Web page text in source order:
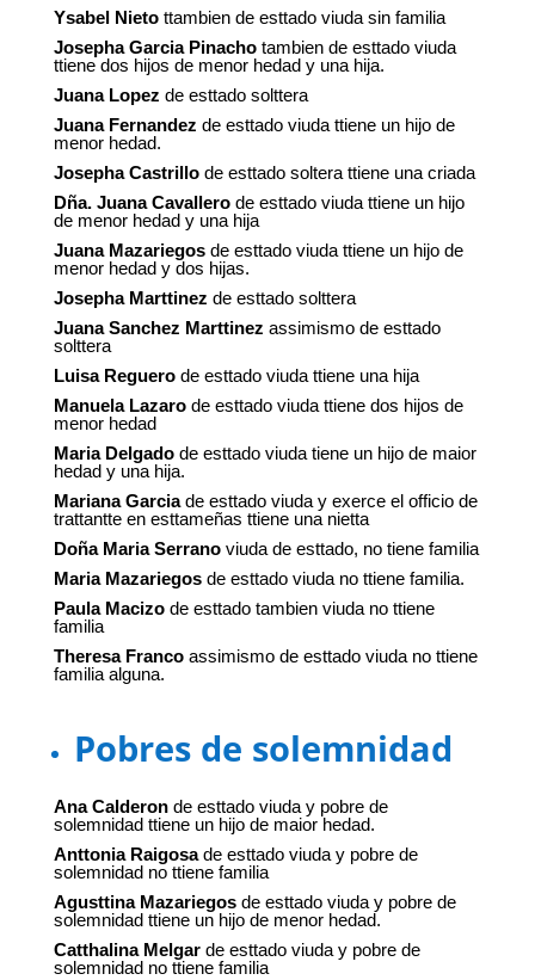
Ysabel Nietottambien de esttado viuda sin familia
Josepha Garcia Pinachotambien de esttado viuda
ttiene dos hijos de menor hedad y una hija.
Juana Lopez de esttado solttera
Juana Fernandez de esttado viuda ttiene un hijo de
menor hedad.
Josepha Castrillode esttado soltera ttiene una criada
Dña. Juana Cavallerode esttado viuda ttiene un hijo
de menor hedad y una hija
Juana Mazariegosde esttado viuda ttiene un hijo de
menor hedad y dos hijas.
Josepha Marttinez de esttado solttera
Juana Sanchez Marttinez assimismo de esttado
solttera
Luisa Reguerode esttado viuda ttiene una hija
Manuela Lazarode esttado viuda ttiene dos hijos de
menor hedad
Maria Delgadode esttado viuda tiene un hijo de maior
hedad y una hija.
Mariana Garciade esttado viuda y exerce el officio de
trattantte en esttameñas ttiene una nietta
Doña Maria Serranoviuda de esttado, no tiene familia
Maria Mazariegosde esttado viuda no ttiene familia.
Paula Macizode esttado tambien viuda no ttiene
familia
Theresa Francoassimismo de esttado viuda no ttiene
familia alguna.
Pobres de solemnidad
Ana Calderonde esttado viuda y pobre de
solemnidad ttiene un hijo de maior hedad.
Anttonia Raigosade esttado viuda y pobre de
solemnidad no ttiene familia
Agusttina Mazariegosde esttado viuda y pobre de
solemnidad ttiene un hijo de menor hedad.
Catthalina Melgarde esttado viuda y pobre de
solemnidad no ttiene familia